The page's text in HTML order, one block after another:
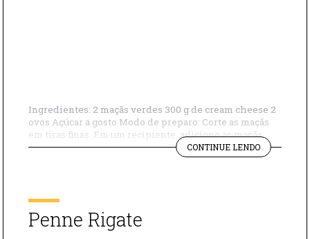
Ingredientes: 2 maçãs verdes 300 g de cream cheese 2
ovos Açúcar a gosto Modo de preparo: Corte as maçãs
em tiras finas. Em um recipiente, adicione as maçãs,
ovos, cream cheese e o açúcar. Bata tudo até obter uma
mistura cremosa e homogênea. Despeje a massa em
CONTINUE LENDO
DE
Penne Rigate